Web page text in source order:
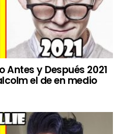
Antes y Después 2021
el de en medio